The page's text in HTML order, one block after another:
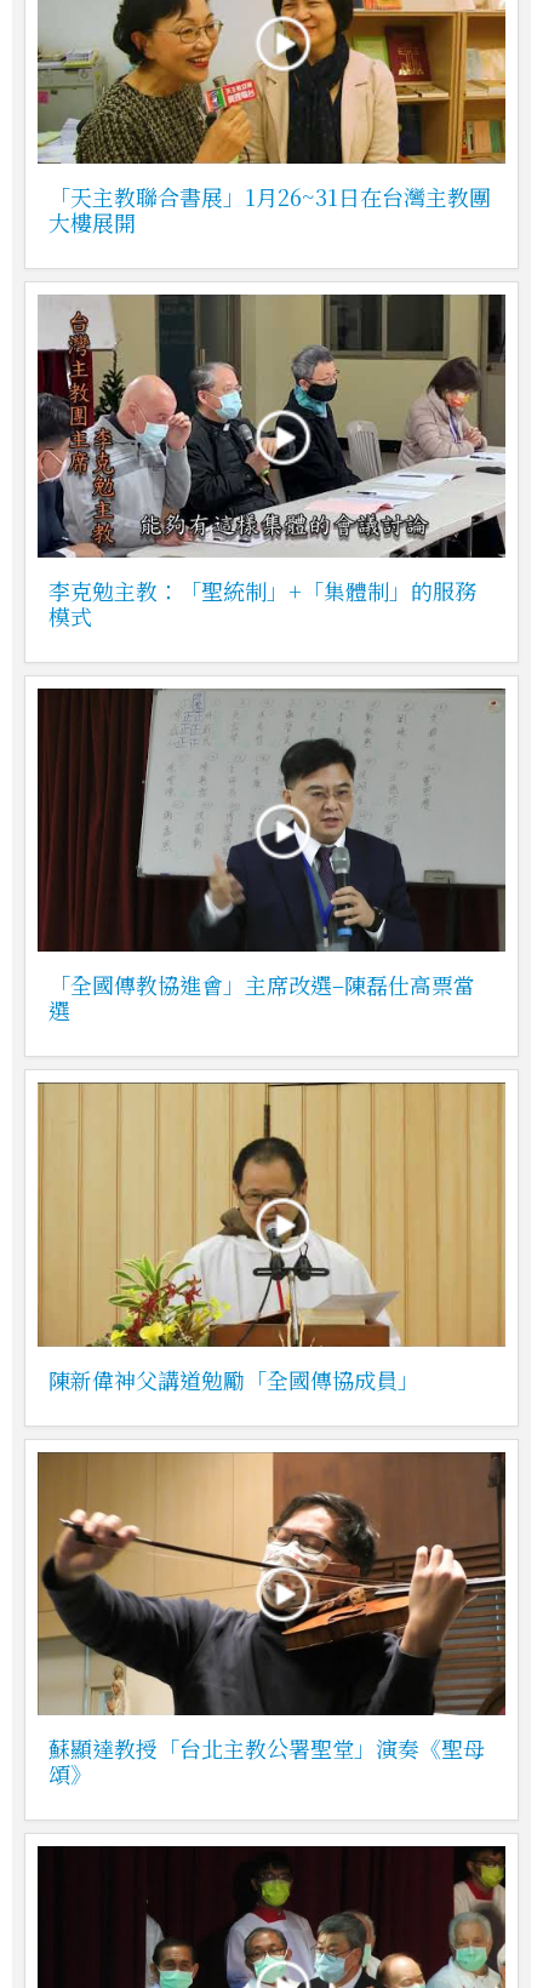
「天主教聯合書展」1月26~31日在台灣主教團
大樓展開
李克勉主教：「聖統制」+「集體制」的服務
模式
「全國傳教協進會」主席改選–陳磊仕高票當
選
陳新偉神父講道勉勵「全國傳協成員」
蘇顯達教授「台北主教公署聖堂」演奏《聖母
頌》